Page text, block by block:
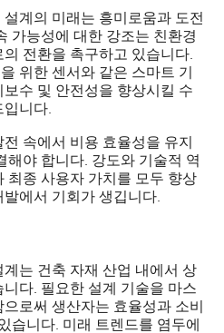
계의 미래는 흥미로움과 도전
가능성에 대한 강조는 친환경
전환을 촉구하고 있습니다.
위한 센서와 같은 스마트 기
수 및 안전성을 향상시킬 수
니다.
속에서 비용 효율성을 유지
야 합니다. 강도와 기술적 역
최종 사용자 가치를 모두 향상
에서 기회가 생깁니다.
는 건축 자재 산업 내에서 상
다. 필요한 설계 기술을 마스
로써 생산자는 효율성과 소비
습니다. 미래 트렌드를 염두에